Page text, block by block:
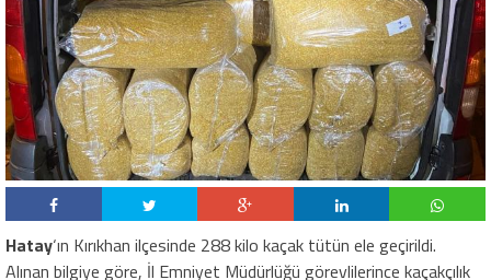
Hatay‘ın Kırıkhan ilçesinde 288 kilo kaçak tütün ele geçirildi.
Alınan bilgiye göre, İl Emniyet Müdürlüğü görevlilerince kaçakçılık